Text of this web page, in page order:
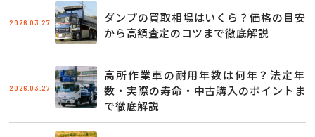
2026.03.27
ダンプの買取相場はいくら？価格の目安
から高額査定のコツまで徹底解説
2026.03.27
高所作業車の耐用年数は何年？法定年
数・実際の寿命・中古購入のポイントま
で徹底解説